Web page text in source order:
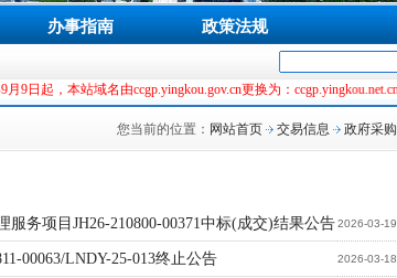
办事指南 政策法规
本站域名由ccgp.yingkou.gov.cn更换为：ccgp.yingkou.net.cn
您当前的位置： 网站首页 交易信息 政府采购
务项目JH26-210800-00371中标(成交)结果公告 2026-03-19
00063/LNDY-25-013终止公告 2026-03-18